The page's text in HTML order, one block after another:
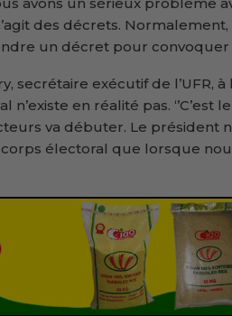
des décrets. Normalement,
un décret pour
secrétaire exécutif de l’UFR,
en réalité pas. ‘’C’est
va débuter. Le président
électoral que lorsque nous